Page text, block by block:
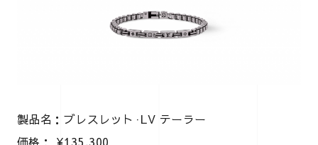
製品名：ブレスレット·LV テーラー
価格： ¥135,300